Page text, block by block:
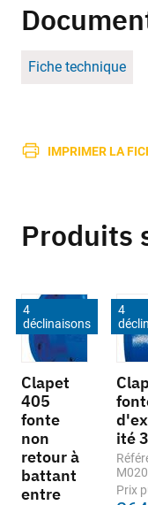
Fiche technique
IMPRIMER LA
Produits
4
déclinaisons
Clapet
405
fonte
non
retour à
battant
entre
4
ité
Prix